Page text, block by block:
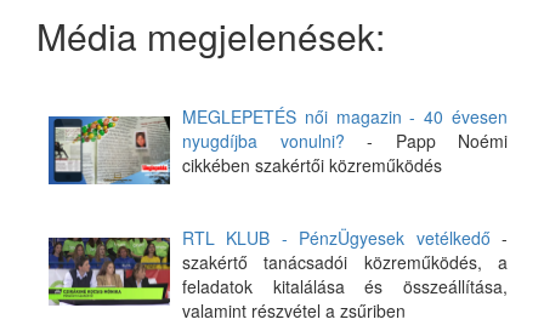
Média megjelenések:
MEGLEPETÉS női magazin - 40 évesen
nyugdíjba vonulni? - Papp Noémi
cikkében szakértői közreműködés
RTL KLUB - PénzÜgyesek vetélkedő -
szakértő tanácsadói közreműködés, a
feladatok kitalálása és összeállítása,
valamint részvétel a zsűriben